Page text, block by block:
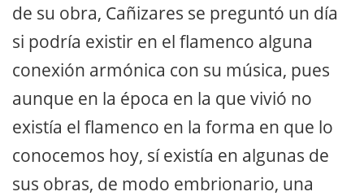
de su obra, Cañizares se preguntó un día
si podría existir en el flamenco alguna
conexión armónica con su música, pues
aunque en la época en la que vivió no
existía el flamenco en la forma en que lo
conocemos hoy, sí existía en algunas de
sus obras, de modo embrionario, una